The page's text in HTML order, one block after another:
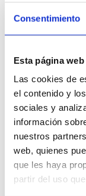
Consentimiento
Esta página
Las cookies de
el contenido y
sociales y
información
nuestros
web, quienes
que les haya
partir del uso
Enero,
Viernes 19
11:00 11:00